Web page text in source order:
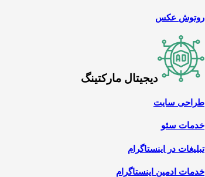
روتوش عکس
دیجیتال مارکتینگ
طراحی سایت
خدمات سئو
تبلیغات در اینستاگرام
خدمات ادمین اینستاگرام